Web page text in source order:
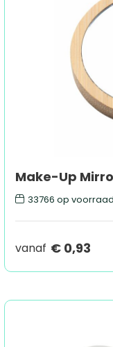
Outdoor & Vrije
Technologie &
Make-Up
33766 op voorraad
vanaf € 0,93